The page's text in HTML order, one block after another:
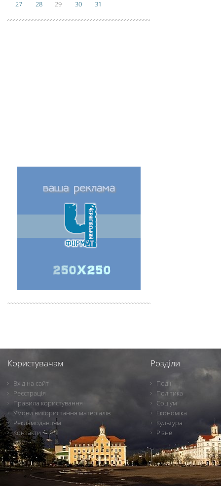
27
28 29 30 31
Користувачам
Вхід на сайт
Реєстрація
Правила користування
Умови використання матеріалів
Рекламодавцям
Контакти
Розділи
Події
Політика
Соціум
Економіка
Культура
Різне